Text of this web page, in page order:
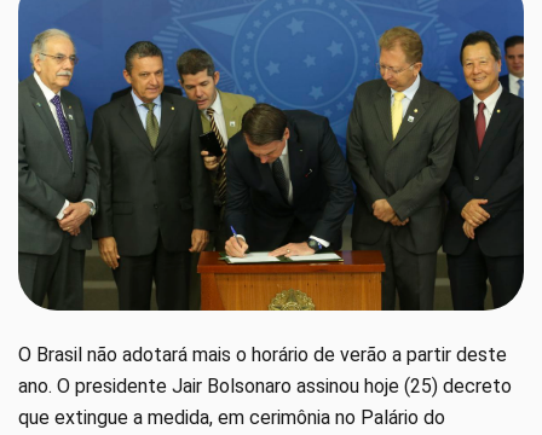
O Brasil não adotará mais o horário de verão a partir deste
ano. O presidente Jair Bolsonaro assinou hoje (25) decreto
que extingue a medida, em cerimônia no Palário do